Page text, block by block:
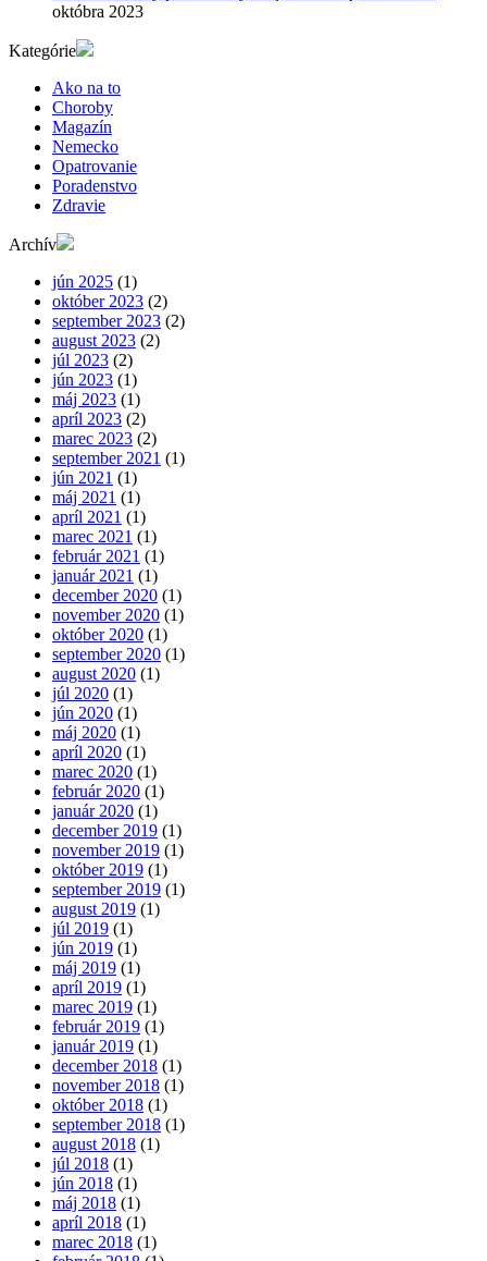
októbra 2023
Kategórie
Ako na to
Choroby
Magazín
Nemecko
Opatrovanie
Poradenstvo
Zdravie
Archív
jún 2025 (1)
október 2023 (2)
september 2023 (2)
august 2023 (2)
júl 2023 (2)
jún 2023 (1)
máj 2023 (1)
apríl 2023 (2)
marec 2023 (2)
september 2021 (1)
jún 2021 (1)
máj 2021 (1)
apríl 2021 (1)
marec 2021 (1)
február 2021 (1)
január 2021 (1)
december 2020 (1)
november 2020 (1)
október 2020 (1)
september 2020 (1)
august 2020 (1)
júl 2020 (1)
jún 2020 (1)
máj 2020 (1)
apríl 2020 (1)
marec 2020 (1)
február 2020 (1)
január 2020 (1)
december 2019 (1)
november 2019 (1)
október 2019 (1)
september 2019 (1)
august 2019 (1)
júl 2019 (1)
jún 2019 (1)
máj 2019 (1)
apríl 2019 (1)
marec 2019 (1)
február 2019 (1)
január 2019 (1)
december 2018 (1)
november 2018 (1)
október 2018 (1)
september 2018 (1)
august 2018 (1)
júl 2018 (1)
jún 2018 (1)
máj 2018 (1)
apríl 2018 (1)
marec 2018 (1)